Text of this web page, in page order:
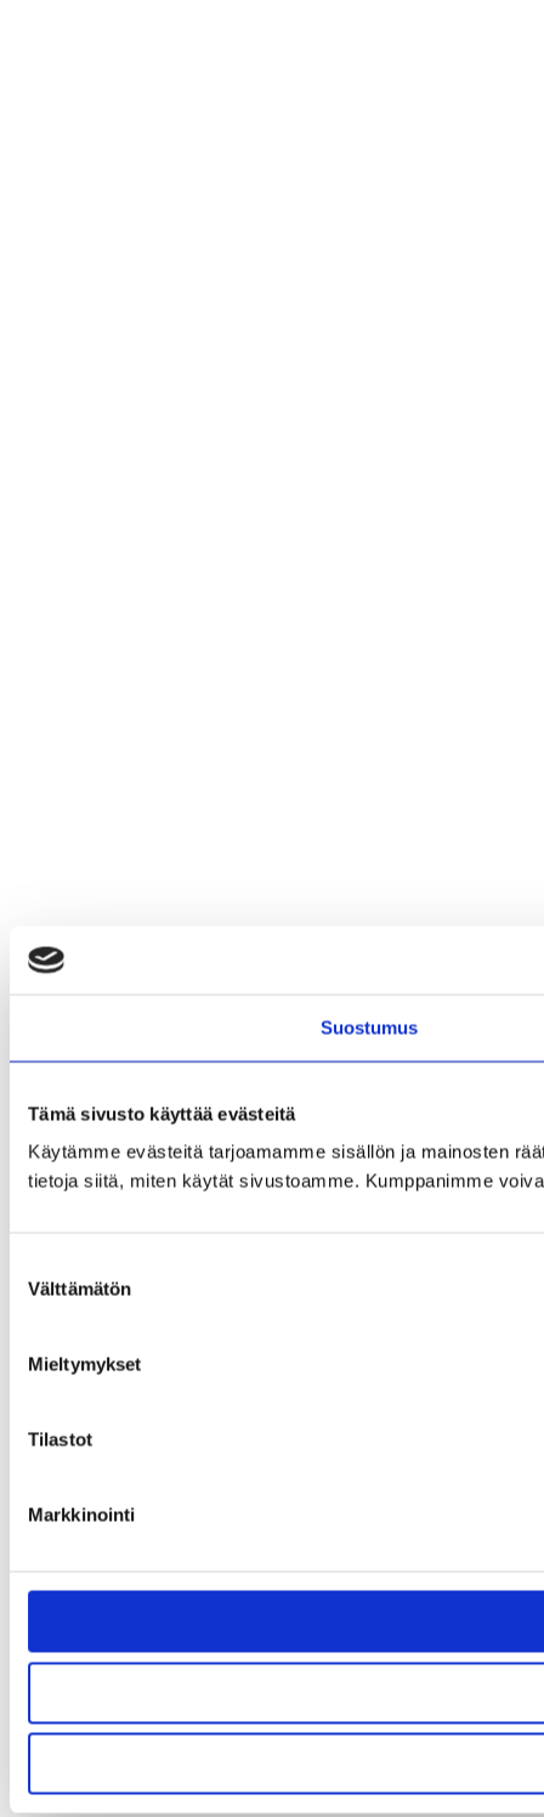
Suostumus
Tämä sivusto käyttää evästeitä
Käytämme evästeitä tarjoamamme sisällön ja mainosten
tietoja siitä, miten käytät sivustoamme. Kumppanimme
valinta
Välttämätön
Mieltymykset
Tilastot
Markkinointi